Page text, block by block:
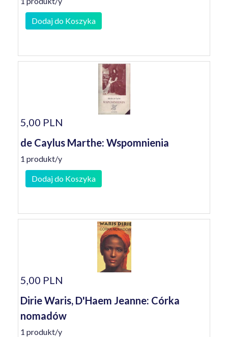
Dodaj do Koszyka
5,00 PLN
de Caylus Marthe: Wspomnienia
1 produkt/y
Dodaj do Koszyka
5,00 PLN
Dirie Waris, D'Haem Jeanne: Córka
nomadów
1 produkt/y